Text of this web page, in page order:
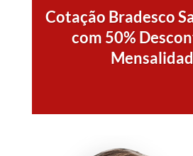
Cotação Bradesco
com 50%